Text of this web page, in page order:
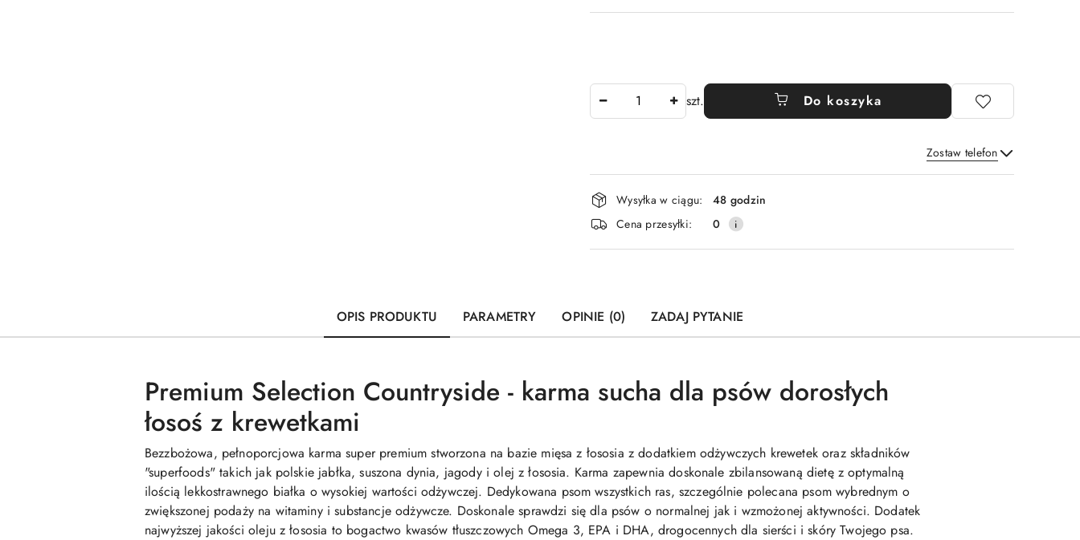
szt. Do koszyka
Zostaw telefon
Wyślij
Dostępność
i
dostawa
Wysyłka w ciągu:
48 godzin
Cena przesyłki:
0
OPIS PRODUKTU PARAMETRY OPINIE (0) ZADAJ PYTANIE
Premium Selection Countryside - karma sucha dla psów dorosłych
łosoś z krewetkami
Bezzbożowa, pełnoporcjowa karma super premium stworzona na bazie mięsa z łososia z dodatkiem odżywczych krewetek oraz składników
"superfoods" takich jak polskie jabłka, suszona dynia, jagody i olej z łososia. Karma zapewnia doskonale zbilansowaną dietę z optymalną
ilością lekkostrawnego białka o wysokiej wartości odżywczej. Dedykowana psom wszystkich ras, szczególnie polecana psom wybrednym o
zwiększonej podaży na witaminy i substancje odżywcze. Doskonale sprawdzi się dla psów o normalnej jak i wzmożonej aktywności. Dodatek
najwyższej jakości oleju z łososia to bogactwo kwasów tłuszczowych Omega 3, EPA i DHA, drogocennych dla sierści i skóry Twojego psa.